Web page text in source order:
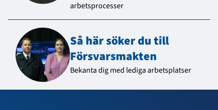
arbetsprocesser
Så här söker du till
Försvarsmakten
Bekanta dig med lediga arbetsplatser